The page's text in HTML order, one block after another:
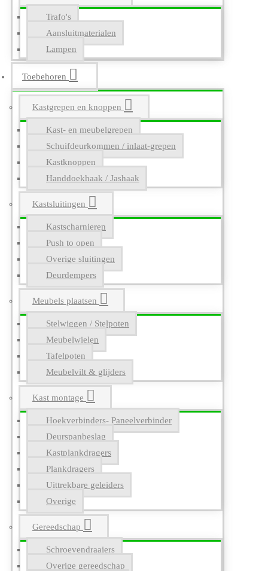
Trafo's
Aansluitmaterialen
Lampen
Toebehoren
Kastgrepen en knoppen
Kast- en meubelgrepen
Schuifdeurkommen / inlaat-grepen
Kastknoppen
Handdoekhaak / Jashaak
Kastsluitingen
Kastscharnieren
Push to open
Overige sluitingen
Deurdempers
Meubels plaatsen
Stelwiggen / Stelpoten
Meubelwielen
Tafelpoten
Meubelvilt & glijders
Kast montage
Hoekverbinders- Paneelverbinder
Deurspanbeslag
Kastplankdragers
Plankdragers
Uittrekbare geleiders
Overige
Gereedschap
Schroevendraaiers
Overige gereedschap